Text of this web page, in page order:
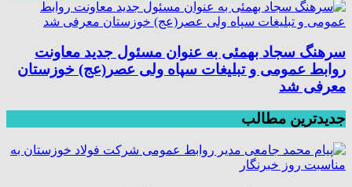
سرهنگ سجاد بهمئی به عنوان مسئول جدید معاونت
روابط عمومی و تبلیغات سپاه ولی عصر(عج) خوزستان
معرفی شد
جدیدترین مطالب